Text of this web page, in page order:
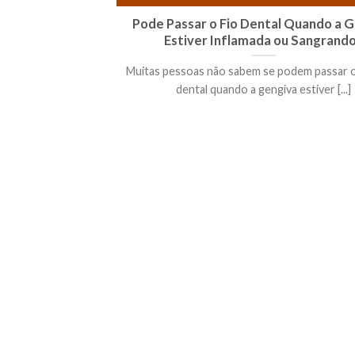
Pode Passar o Fio Dental Quando a
Estiver Inflamada ou
Muitas pessoas não sabem se podem passar
dental quando a gengiva estiver [...]